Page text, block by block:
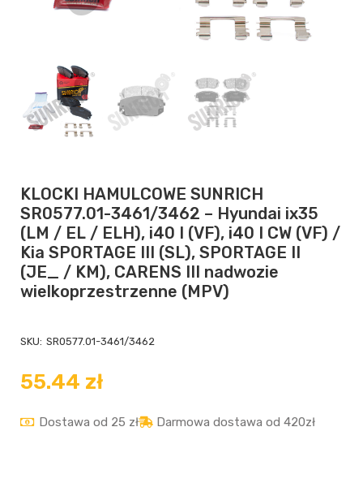
KLOCKI HAMULCOWE SUNRICH
SR0577.01-3461/3462 – Hyundai ix35
(LM / EL / ELH), i40 I (VF), i40 I CW (VF) /
Kia SPORTAGE III (SL), SPORTAGE II
(JE_ / KM), CARENS III nadwozie
wielkoprzestrzenne (MPV)
SKU: SR0577.01-3461/3462
55.44 zł
Dostawa od 25 zł Darmowa dostawa od 420zł